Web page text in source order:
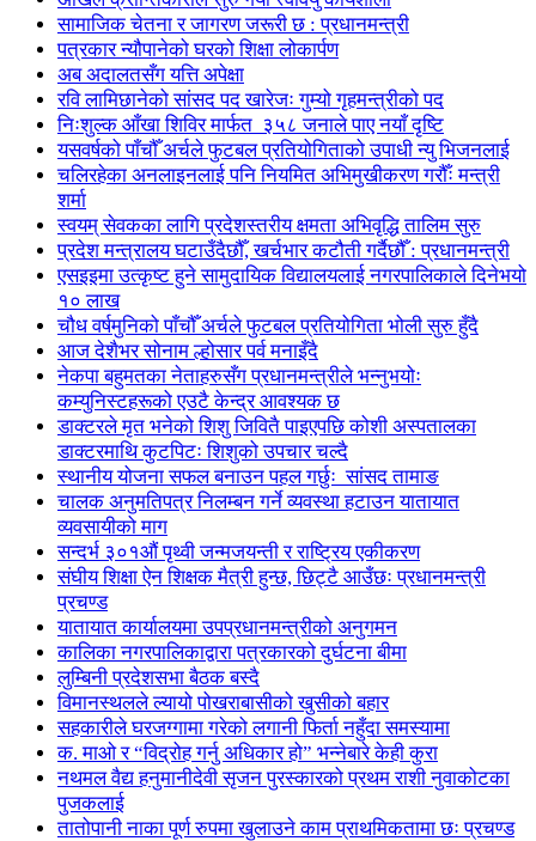
सामाजिक चेतना र जागरण जरूरी छ : प्रधानमन्त्री
पत्रकार न्यौपानेको घरको शिक्षा लोकार्पण
अब अदालतसँग यत्ति अपेक्षा
रवि लामिछानेको सांसद पद खारेजः गुम्यो गृहमन्त्रीको पद
निःशुल्क आँखा शिविर मार्फत ३५८ जनाले पाए नयाँ दृष्टि
यसवर्षको पाँचौँ अर्चले फुटबल प्रतियोगिताको उपाधी न्यु भिजनलाई
चलिरहेका अनलाइनलाई पनि नियमित अभिमुखीकरण गरौँः मन्त्री
शर्मा
स्वयम् सेवकका लागि प्रदेशस्तरीय क्षमता अभिवृद्धि तालिम सुरु
प्रदेश मन्त्रालय घटाउँदैछौँ, खर्चभार कटौती गर्दैछौँ : प्रधानमन्त्री
एसइइमा उत्कृष्ट हुने सामुदायिक विद्यालयलाई नगरपालिकाले दिनेभयो
१० लाख
चौध वर्षमुनिको पाँचौँ अर्चले फुटबल प्रतियोगिता भोली सुरु हुँदै
आज देशैभर सोनाम ल्होसार पर्व मनाइँदै
नेकपा बहुमतका नेताहरुसँग प्रधानमन्त्रीले भन्नुभयोः
कम्युनिस्टहरूको एउटै केन्द्र आवश्यक छ
डाक्टरले मृत भनेको शिशु जिवितै पाइएपछि कोशी अस्पतालका
डाक्टरमाथि कुटपिटः शिशुको उपचार चल्दै
स्थानीय योजना सफल बनाउन पहल गर्छुः सांसद तामाङ
चालक अनुमतिपत्र निलम्बन गर्ने व्यवस्था हटाउन यातायात
व्यवसायीको माग
सन्दर्भ ३०१औं पृथ्वी जन्मजयन्ती र राष्ट्रिय एकीकरण
संघीय शिक्षा ऐन शिक्षक मैत्री हुन्छ, छिट्टै आउँछः प्रधानमन्त्री
प्रचण्ड
यातायात कार्यालयमा उपप्रधानमन्त्रीको अनुगमन
कालिका नगरपालिकाद्वारा पत्रकारको दुर्घटना बीमा
लुम्बिनी प्रदेशसभा बैठक बस्दै
विमानस्थलले ल्यायो पोखराबासीको खुसीको बहार
सहकारीले घरजग्गामा गरेको लगानी फिर्ता नहुँदा समस्यामा
क. माओ र “विद्रोह गर्नु अधिकार हो” भन्नेबारे केही कुरा
नथमल वैद्य हनुमानीदेवी सृजन पुरस्कारको प्रथम राशी नुवाकोटका
पुजकलाई
तातोपानी नाका पूर्ण रुपमा खुलाउने काम प्राथमिकतामा छः प्रचण्ड